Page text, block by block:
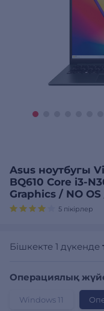
Asus ноутбугы
BQ610 Core i3-
Graphics / NO
5 пікірлер
Бішкекте 1 дүкенде
Операциялық
Windows 11